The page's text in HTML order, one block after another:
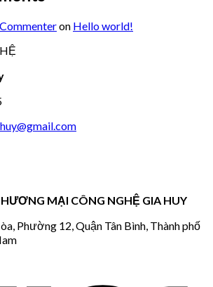
on Hello world!
MẠI CÔNG NGHỆ GIA HUY
Phường 12, Quận Tân Bình, Thành phố